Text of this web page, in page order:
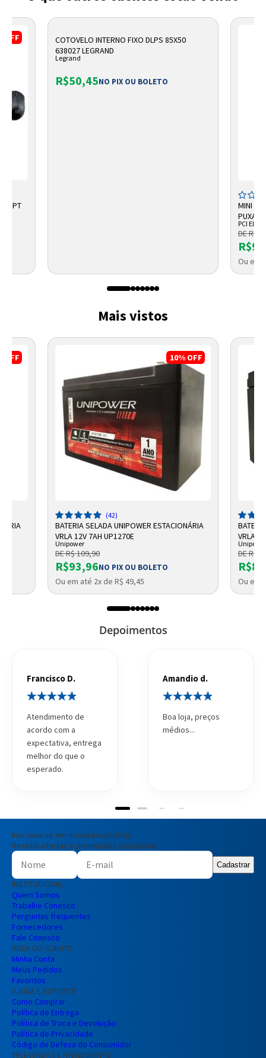
OFF
PT
COTOVELO INTERNO FIXO DLPS 85X50
638027 LEGRAND
Legrand
R$50,45NO PIX OU BOLETO
MINI
PUXA
PCI
DE R$
Ou em
Mais vistos
OFF 10% OFF
(42)
BATERIA SELADA UNIPOWER ESTACIONÁRIA
VRLA 12V 7AH UP1270E
Unipower
DE R$ 109,90
R$93,96NO PIX OU BOLETO
Ou em até 2x de R$ 49,45
VRLA
DE R$
Ou em
Depoimentos
Atendimento de
acordo com a
expectativa, entrega
melhor do que o
esperado.
Francisco D.
Boa loja, preços
médios...
Amandio d.
Inscreva-se em nossa newsletter!
Receba ofertas e promoções exclusivas
Cadastrar
INSTITUCIONAL
Quem Somos
Trabalhe Conosco
Perguntas frequentes
Fornecedores
Fale Conosco
ÁREA DO CLIENTE
Minha Conta
Meus Pedidos
Favoritos
AJUDA E SUPORTE
Como Comprar
Política de Entrega
Política de Troca e Devolução
Política de Privacidade
Código de Defesa do Consumidor
TELEVENDAS E ATENDIMENTO